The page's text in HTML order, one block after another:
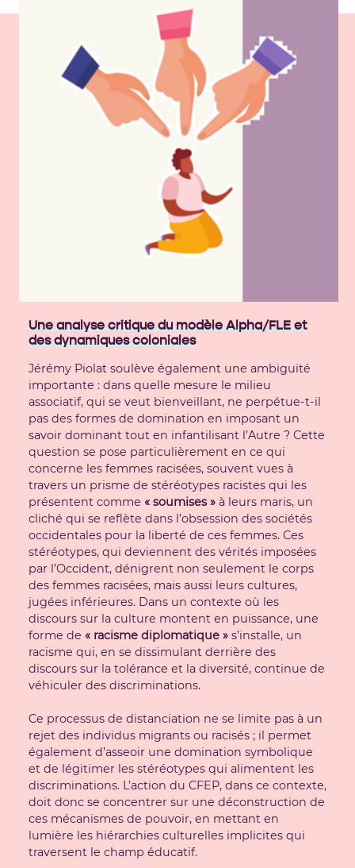
Une analyse critique du modèle Alpha/FLE et
des dynamiques coloniales
Jérémy Piolat soulève également une ambiguïté
importante : dans quelle mesure le milieu
associatif, qui se veut bienveillant, ne perpétue-t-il
pas des formes de domination en imposant un
savoir dominant tout en infantilisant l’Autre ? Cette
question se pose particulièrement en ce qui
concerne les femmes racisées, souvent vues à
travers un prisme de stéréotypes racistes qui les
présentent comme « soumises »à leurs maris, un
cliché qui se reflète dans l’obsession des sociétés
occidentales pour la liberté de ces femmes. Ces
stéréotypes, qui deviennent des vérités imposées
par l’Occident, dénigrent non seulement le corps
des femmes racisées, mais aussi leurs cultures,
jugées inférieures. Dans un contexte où les
discours sur la culture montent en puissance, une
forme de « racisme diplomatique »s’installe, un
racisme qui, en se dissimulant derrière des
discours sur la tolérance et la diversité, continue de
véhiculer des discriminations.
Ce processus de distanciation ne se limite pas à un
rejet des individus migrants ou racisés ; il permet
également d’asseoir une domination symbolique
et de légitimer les stéréotypes qui alimentent les
discriminations. L’action du CFEP, dans ce contexte,
doit donc se concentrer sur une déconstruction de
ces mécanismes de pouvoir, en mettant en
lumière les hiérarchies culturelles implicites qui
traversent le champ éducatif.